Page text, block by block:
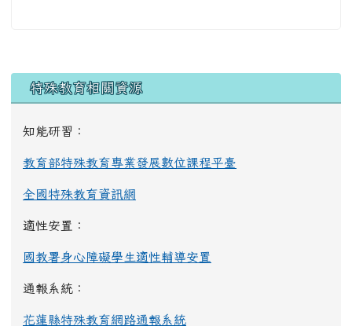
左邊區域內容
特殊教育相關資源
知能研習：
教育部特殊教育專業發展數位課程平臺
全國特殊教育資訊網
適性安置：
國教署身心障礙學生適性輔導安置
通報系統：
花蓮縣特殊教育網路通報系統